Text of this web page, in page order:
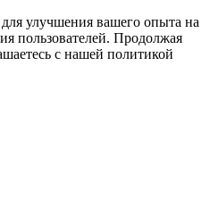
улучшения вашего опыта на
пользователей. Продолжая
с нашей политикой